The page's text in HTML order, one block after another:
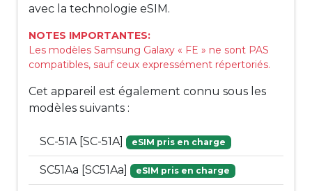
avec la technologie eSIM.
NOTES IMPORTANTES:
Les modèles Samsung Galaxy « FE » ne sont PAS
compatibles, sauf ceux expressément répertoriés.
Cet appareil est également connu sous les
modèles suivants :
SC-51A [SC-51A] eSIM pris en charge
SC51Aa [SC51Aa] eSIM pris en charge